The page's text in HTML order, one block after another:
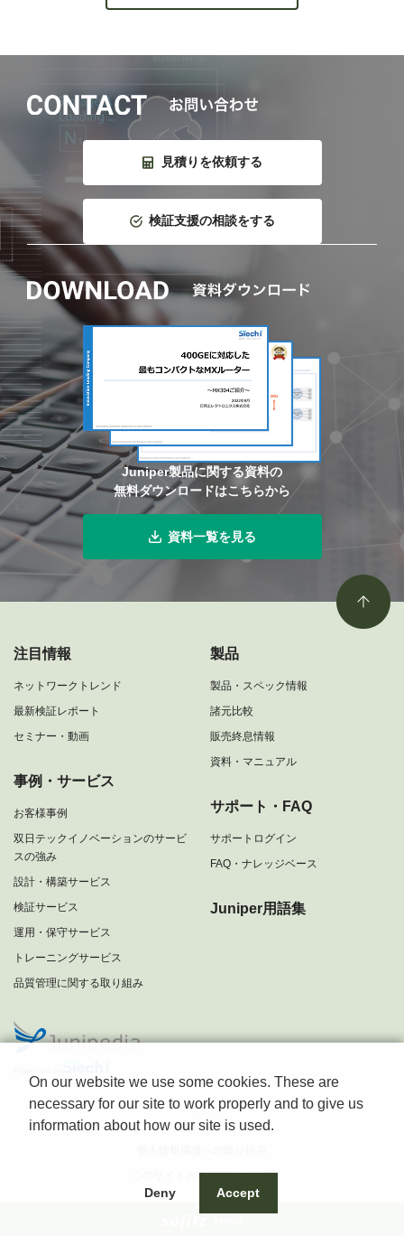
見積りを依頼する
検証支援の相談をする
Juniper製品に関する資料の
無料ダウンロードはこちらから
資料一覧を見る
注目情報
ネットワークトレンド
最新検証レポート
セミナー・動画
事例・サービス
お客様事例
双日テックイノベーションのサービ
スの強み
設計・構築サービス
検証サービス
運用・保守サービス
トレーニングサービス
品質管理に関する取り組み
製品
製品・スペック情報
諸元比較
販売終息情報
資料・マニュアル
サポート・FAQ
サポートログイン
FAQ・ナレッジベース
Juniper用語集
会社概要
このサイトのご利用について
On our website we use some cookies. These are
necessary for our site to work properly and to give us
information about how our site is used.
Deny Accept